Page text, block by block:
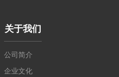
关于我们
公司简介
企业文化